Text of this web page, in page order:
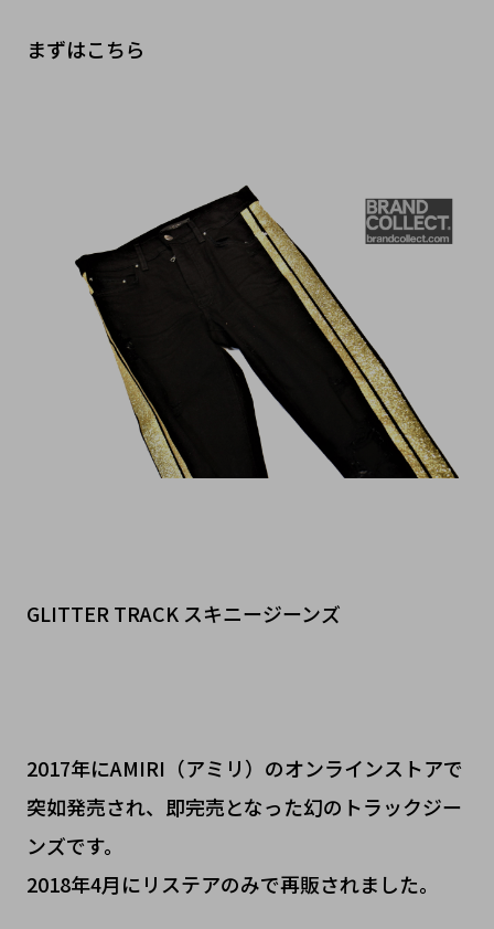
まずはこちら
GLITTER TRACK スキニージーンズ
2017年にAMIRI（アミリ）のオンラインストアで
突如発売され、即完売となった幻のトラックジー
ンズです。
2018年4月にリステアのみで再販されました。